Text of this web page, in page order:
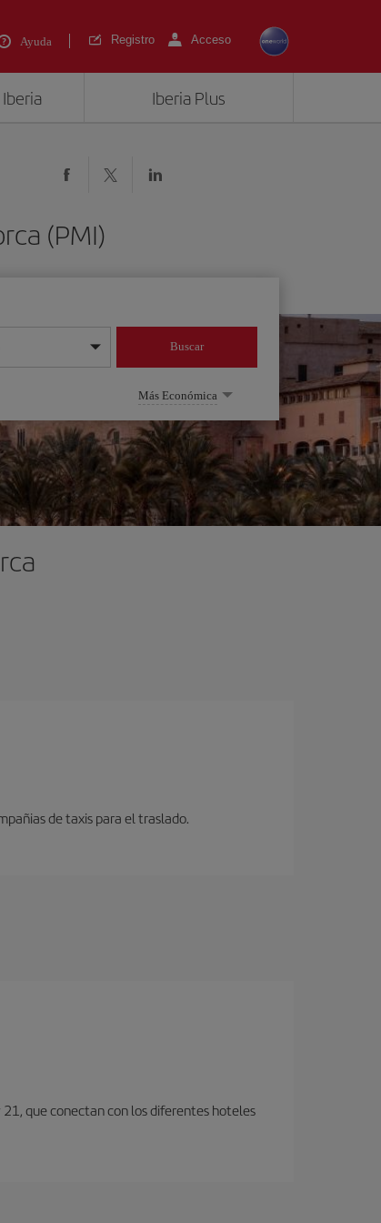
Ayuda Registro Acceso
Iberia Plus
(PMI)
año
Buscar
Más Económica
de taxis para el traslado.
que conectan con los diferentes hoteles